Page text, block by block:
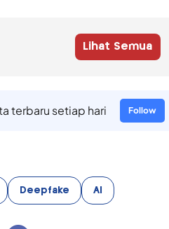
Lihat Semua
terbaru setiap hari Follow
Deepfake AI